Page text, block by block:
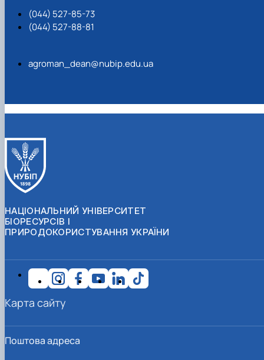
(044) 527-85-73
(044) 527-88-81
agroman_dean@nubip.edu.ua
НАЦІОНАЛЬНИЙ УНІВЕРСИТЕТ
БІОРЕСУРСІВ І
ПРИРОДОКОРИСТУВАННЯ УКРАЇНИ
Поштова адреса
Карта сайту